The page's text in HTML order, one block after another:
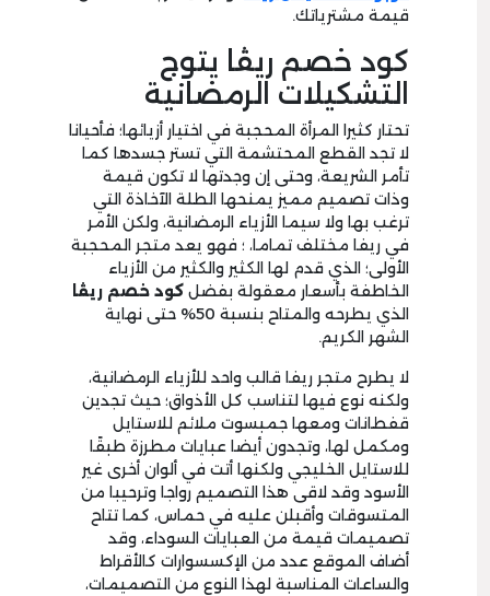
قيمة مشترياتك.
كود خصم ريڤا يتوج
التشكيلات الرمضانية
تحتار كثيرا المرأة المحجبة في اختيار أزيائها؛ فأحيانا
لا تجد القطع المحتشمة التي تستر جسدها كما
تأمر الشريعة، وحتى إن وجدتها لا تكون قيمة
وذات تصميم مميز يمنحها الطلة الآخاذة التي
ترغب بها ولا سيما الأزياء الرمضانية، ولكن الأمر
في ريفا مختلف تماما، ؛ فهو يعد متجر المحجبة
الأولى؛ الذي قدم لها الكثير والكثير من الأزياء
الخاطفة بأسعار معقولة بفضل كود خصم ريڤا
الذي يطرحه والمتاح بنسبة 50% حتى نهاية
الشهر الكريم.
لا يطرح متجر ريفا قالب واحد للأزياء الرمضانية،
ولكنه نوع فيها لتناسب كل الأذواق؛ حيث تجدين
قفطانات ومعها جمبسوت ملائم للاستايل
ومكمل لها، وتجدون أيضا عبايات مطرزة طبقًا
للاستايل الخليجي ولكنها أتت في ألوان أخرى غير
الأسود وقد لاقى هذا التصميم رواجا وترحيبا من
المتسوقات وأقبلن عليه في حماس، كما تتاح
تصميمات قيمة من العبايات السوداء، وقد
أضاف الموقع عدد من الإكسسوارات كالأقراط
والساعات المناسبة لهذا النوع من التصميمات،